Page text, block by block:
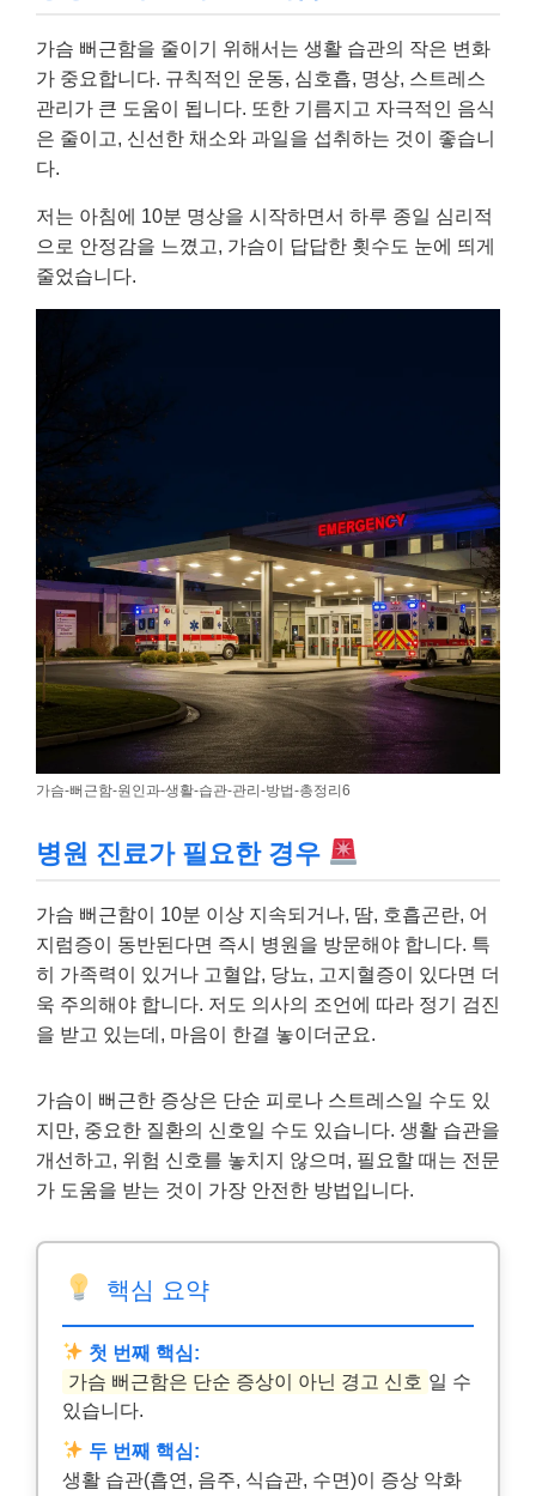
가슴 뻐근함을 줄이기 위해서는 생활 습관의 작은 변화
가 중요합니다. 규칙적인 운동, 심호흡, 명상, 스트레스
관리가 큰 도움이 됩니다. 또한 기름지고 자극적인 음식
은 줄이고, 신선한 채소와 과일을 섭취하는 것이 좋습니
다.
저는 아침에 10분 명상을 시작하면서 하루 종일 심리적
으로 안정감을 느꼈고, 가슴이 답답한 횟수도 눈에 띄게
줄었습니다.
가슴-뻐근함-원인과-생활-습관-관리-방법-총정리6
병원 진료가 필요한 경우
가슴 뻐근함이 10분 이상 지속되거나, 땀, 호흡곤란, 어
지럼증이 동반된다면 즉시 병원을 방문해야 합니다. 특
히 가족력이 있거나 고혈압, 당뇨, 고지혈증이 있다면 더
욱 주의해야 합니다. 저도 의사의 조언에 따라 정기 검진
을 받고 있는데, 마음이 한결 놓이더군요.
가슴이 뻐근한 증상은 단순 피로나 스트레스일 수도 있
지만, 중요한 질환의 신호일 수도 있습니다. 생활 습관을
개선하고, 위험 신호를 놓치지 않으며, 필요할 때는 전문
가 도움을 받는 것이 가장 안전한 방법입니다.
핵심 요약
첫 번째 핵심:
가슴 뻐근함은 단순 증상이 아닌 경고 신호 일 수
있습니다.
두 번째 핵심:
생활 습관(흡연, 음주, 식습관, 수면)이 증상 악화